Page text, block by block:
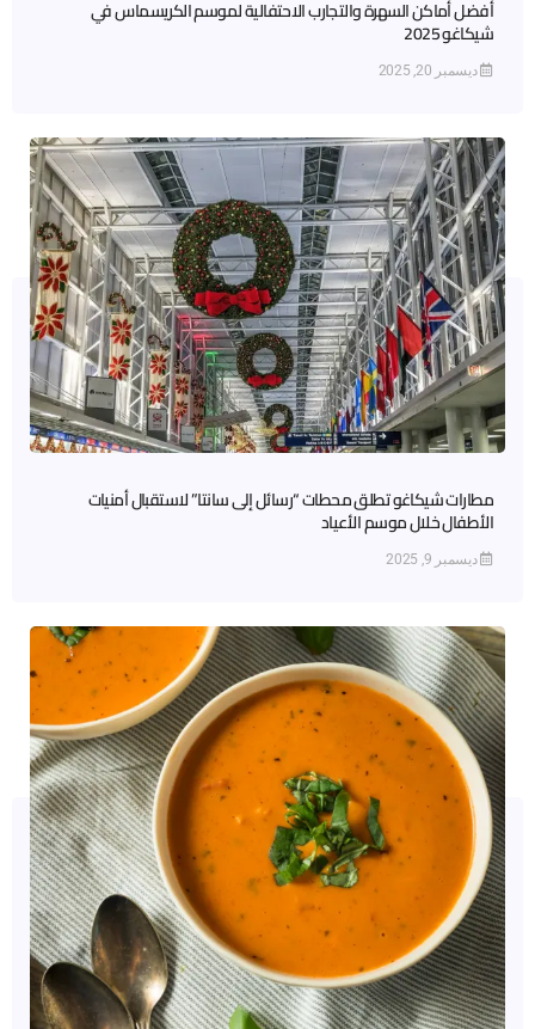
أفضل أماكن السهرة والتجارب الاحتفالية لموسم الكريسماس في
شيكاغو 2025
ديسمبر 20, 2025
مطارات شيكاغو تطلق محطات “رسائل إلى سانتا” لاستقبال أمنيات
الأطفال خلال موسم الأعياد
ديسمبر 9, 2025